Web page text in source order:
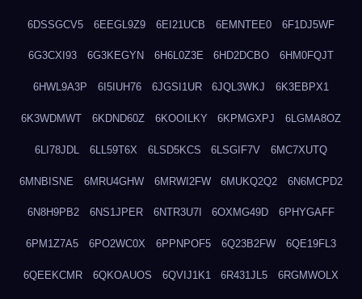
6DSSGCV5 6EEGL9Z9 6EI21UCB 6EMNTEE0 6F1DJ5WF
6G3CXI93 6G3KEGYN 6H6L0Z3E 6HD2DCBO 6HM0FQJT
6HWL9A3P 6I5IUH76 6JGSI1UR 6JQL3WKJ 6K3EBPX1
6K3WDMWT 6KDND60Z 6KOOILKY 6KPMGXPJ 6LGMA8OZ
6LI78JDL 6LL59T6X 6LSD5KCS 6LSGIF7V 6MC7XUTQ
6MNBISNE 6MRU4GHW 6MRWI2FW 6MUKQ2Q2 6N6MCPD2
6N8H9PB2 6NS1JPER 6NTR3U7I 6OXMG49D 6PHYGAFF
6PM1Z7A5 6PO2WC0X 6PPNPOF5 6Q23B2FW 6QE19FL3
6QEEKCMR 6QKOAUOS 6QVIJ1K1 6R431JL5 6RGMWOLX